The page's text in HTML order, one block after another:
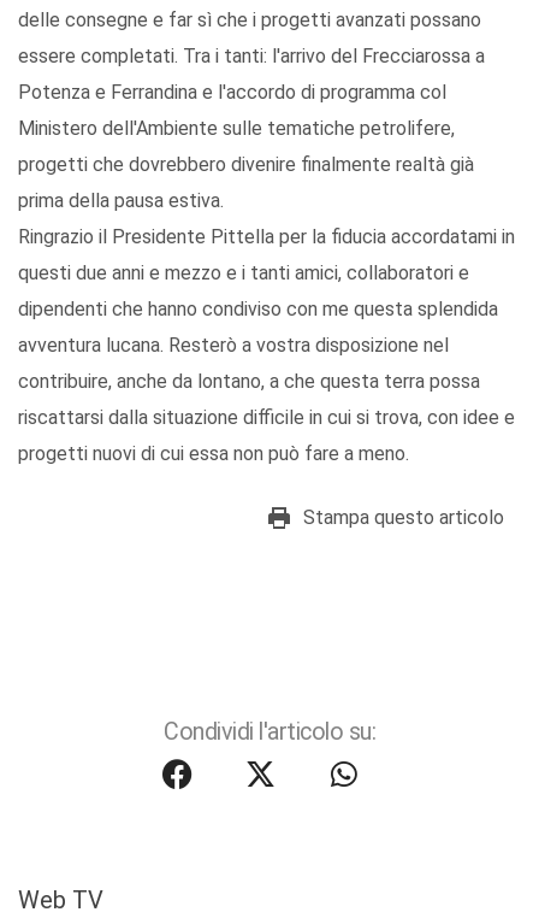
delle consegne e far sì che i progetti avanzati possano
essere completati. Tra i tanti: l'arrivo del Frecciarossa a
Potenza e Ferrandina e l'accordo di programma col
Ministero dell'Ambiente sulle tematiche petrolifere,
progetti che dovrebbero divenire finalmente realtà già
prima della pausa estiva.
Ringrazio il Presidente Pittella per la fiducia accordatami in
questi due anni e mezzo e i tanti amici, collaboratori e
dipendenti che hanno condiviso con me questa splendida
avventura lucana. Resterò a vostra disposizione nel
contribuire, anche da lontano, a che questa terra possa
riscattarsi dalla situazione difficile in cui si trova, con idee e
progetti nuovi di cui essa non può fare a meno.
Stampa questo articolo
Condividi l'articolo su:
Web TV